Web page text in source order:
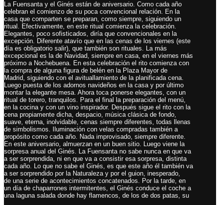
La Fuensanta y el Ginés están de aniversario. Como cada año
celebran el comienzo de su poca convencional relación. En la
casa que comparten se preparan, como siempre, siguiendo un
ritual. Efectivamente, en este ritual comienza la celebración.
Elegantes, poco sofisticados, diría que convencionales en la
excepción. Diferente atavío que en las cenas de los viernes (este
día es obligatorio salir), que también son rituales. La más
excepcional es la de Navidad, siempre en casa, en el viernes más
próximo a Nochebuena. En esta celebración el rito comienza con
la compra de alguna figura de belén en la Plaza Mayor de
Madrid, siguiendo con el avituallamiento de la planificada cena.
Luego puesta de los adornos navideños en la casa y por último
montar la elegante mesa. Ahora toca ponerse elegantes, con un
ritual de torero, tranquilos. Para el final la preparación del menú,
en la cocina y con un vino inspirador. Después sigue el rito con la
cena propiamente dicha, despacio, música clásica de fondo,
suave, eterna, inolvidable, cenas siempre diferentes, todas llenas
de simbolismos. Iluminación con velas compradas también a
propósito como cada año. Nada improvisado, siempre diferente.
En este aniversario, almuerzan en un buen sitio. Luego viene la
sorpresa anual del Ginés. La Fuensanta no sabe nunca en que va
a ser sorprendida, ni en que va a consistir esa sorpresa, distinta
cada año. Lo que no sabe el Ginés, es que este año él también va
a ser sorprendido por la Naturaleza y por el guion, inesperado,
de una serie de acontecimientos concatenados. Por la tarde, en
un día de chaparrones intermitentes, el Ginés conduce el coche a
una laguna salada donde hay flamencos, de los de dos patas, su